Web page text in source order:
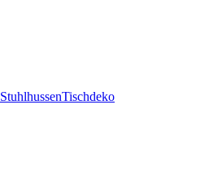
StuhlhussenTischdeko